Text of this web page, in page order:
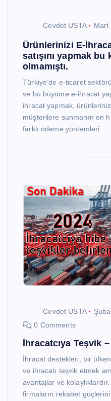
Cevdet USTA Mart
Ürünlerinizi E-
satışını yapmak
olmamıştı.
Türkiye’de e-ticaret
ve bu büyüme e-ihracat
ihracat yapmak,
müşterilere sunmanın en
farklı ödeme yöntemleri…
Cevdet USTA
0 Comments
İhracatcıya Teşvik
İhracat destekleri, bir
ve ihracatı teşvik etmek
avantajlar ve
firmaların rekabet